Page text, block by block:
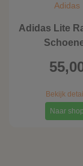
Adidas
Adidas Lite
Bekijk
Naar shop